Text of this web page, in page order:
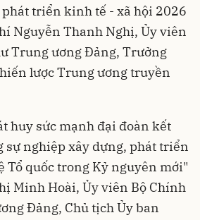
phát triển kinh tế - xã hội 2026
Nguyễn Thanh Nghị, Ủy viên
Trung ương Đảng, Trưởng
lược Trung ương truyền
huy sức mạnh đại đoàn kết
sự nghiệp xây dựng, phát triển
Tổ quốc trong Kỷ nguyên mới"
Minh Hoài, Ủy viên Bộ Chính
Đảng, Chủ tịch Ủy ban